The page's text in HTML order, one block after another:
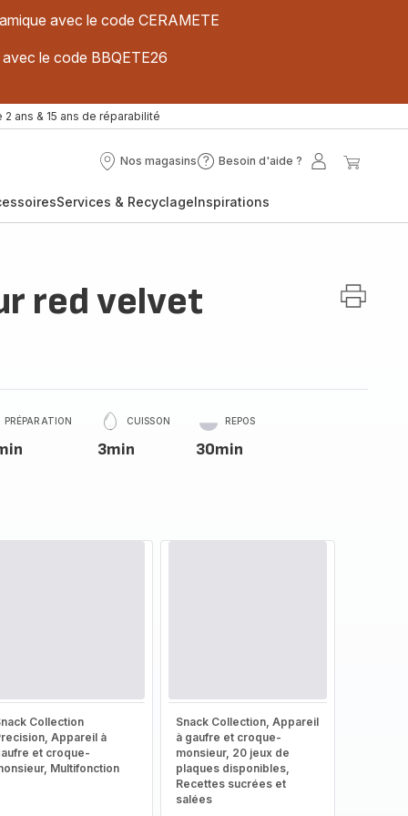
avec le code CERAMETE
le code BBQETE26
2 ans & 15 ans de réparabilité
Nos magasins
Nos
Besoin d'aide ?
Besoin
?
Mon
Services & RecyclageInspirations
red velvet
PRÉPARATION CUISSON
3min
REPOS
30min
Collection
Appareil à
et croque-
Multifonction
Snack Collection, Appareil
à gaufre et croque-
monsieur, 20 jeux de
plaques disponibles,
Recettes sucrées et
salées